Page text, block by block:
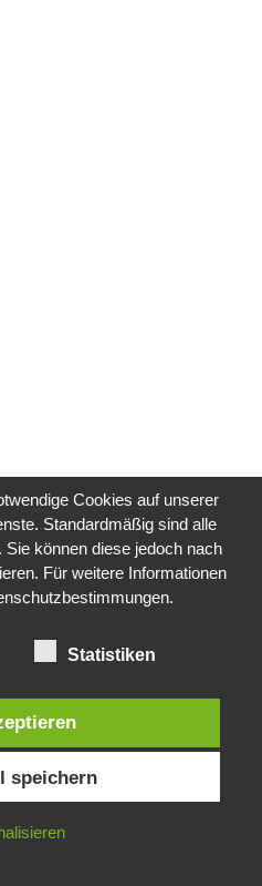
Durch die weitere Nutzung dieser
von Cookies zu.
Cookies auf unserer
Standardmäßig sind alle
können diese jedoch nach
Für weitere Informationen
Statistiken
speichern